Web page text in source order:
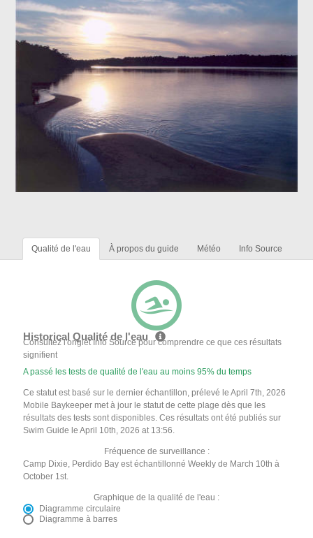
Qualité de l'eau À propos du guide Météo Info Source
Historical Qualité de l'eau
Consultez l'onglet Info Source pour comprendre ce que ces résultats
signifient
A passé les tests de qualité de l'eau au moins 95% du temps
Ce statut est basé sur le dernier échantillon, prélevé le April 7th, 2026
Mobile Baykeeper met à jour le statut de cette plage dès que les
résultats des tests sont disponibles. Ces résultats ont été publiés sur
Swim Guide le April 10th, 2026 at 13:56.
Fréquence de surveillance :
Camp Dixie, Perdido Bay est échantillonné Weekly de March 10th à
October 1st.
Graphique de la qualité de l'eau :
Diagramme circulaire
Diagramme à barres